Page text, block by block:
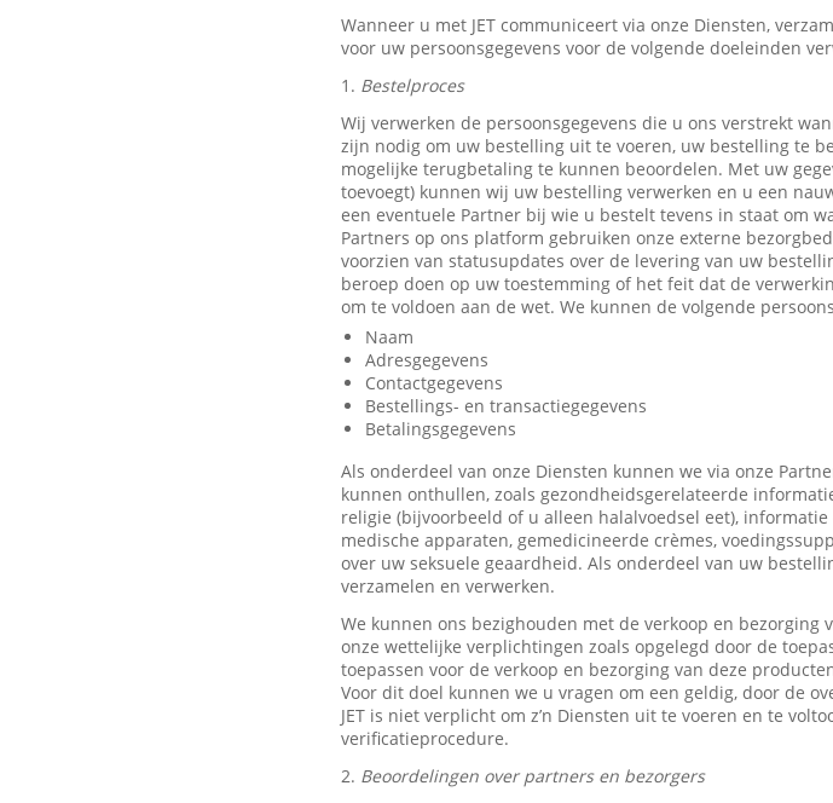
Wanneer u met JET communiceert via onze Diensten,
voor uw persoonsgegevens voor de volgende doeleinden
1. Bestelproces
Wij verwerken de persoonsgegevens die u ons verstrekt
zijn nodig om uw bestelling uit te voeren, uw bestelling te
mogelijke terugbetaling te kunnen beoordelen. Met uw
toevoegt) kunnen wij uw bestelling verwerken en u een
een eventuele Partner bij wie u bestelt tevens in staat om
Partners op ons platform gebruiken onze externe
voorzien van statusupdates over de levering van uw
beroep doen op uw toestemming of het feit dat de
om te voldoen aan de wet. We kunnen de volgende
Naam
Adresgegevens
Contactgegevens
Bestellings- en transactiegegevens
Betalingsgegevens
Als onderdeel van onze Diensten kunnen we via onze
kunnen onthullen, zoals gezondheidsgerelateerde
religie (bijvoorbeeld of u alleen halalvoedsel eet),
medische apparaten, gemedicineerde crèmes,
over uw seksuele geaardheid. Als onderdeel van uw
verzamelen en verwerken.
We kunnen ons bezighouden met de verkoop en
onze wettelijke verplichtingen zoals opgelegd door de
toepassen voor de verkoop en bezorging van deze
Voor dit doel kunnen we u vragen om een geldig, door de
JET is niet verplicht om z’n Diensten uit te voeren en te
verificatieprocedure.
2. Beoordelingen over partners en bezorgers